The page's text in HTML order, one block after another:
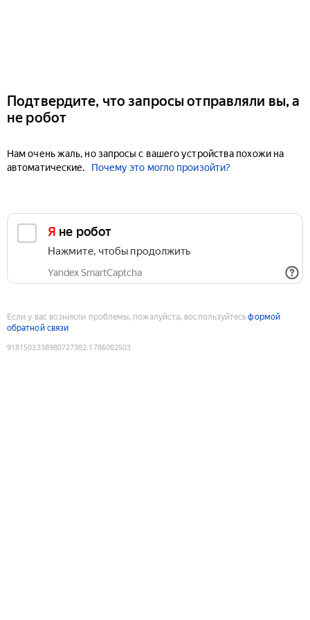
Подтвердите, что запросы отправляли вы, а
не робот
Нам очень жаль, но запросы с вашего устройства похожи на
автоматические.
Почему это могло произойти?
Я не робот
Нажмите, чтобы продолжить
Yandex SmartCaptcha
Если у вас возникли проблемы, пожалуйста, воспользуйтесьформой
обратной связи
9181503338980727382:1786082503